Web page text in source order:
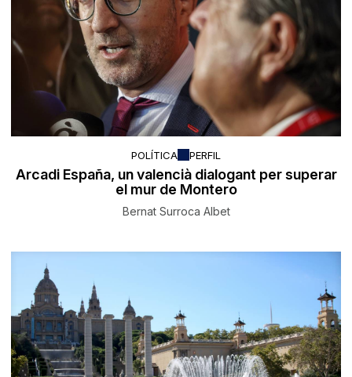
POLÍTICA PERFIL
Arcadi España, un valencià dialogant per superar
el mur de Montero
Bernat Surroca Albet